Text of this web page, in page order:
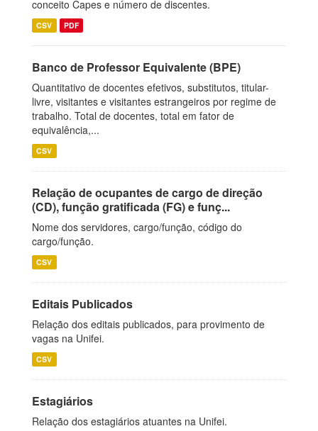
conceito Capes e número de discentes.
CSV PDF
Banco de Professor Equivalente (BPE)
Quantitativo de docentes efetivos, substitutos, titular-
livre, visitantes e visitantes estrangeiros por regime de
trabalho. Total de docentes, total em fator de
equivalência,...
CSV
Relação de ocupantes de cargo de direção
(CD), função gratificada (FG) e funç...
Nome dos servidores, cargo/função, código do
cargo/função.
CSV
Editais Publicados
Relação dos editais publicados, para provimento de
vagas na Unifei.
CSV
Estagiários
Relação dos estagiários atuantes na Unifei.